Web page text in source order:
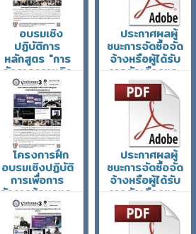
อบรมเชิง
ปฏิบัติการ
หลักสูตร "การ
จัดการความคิด
เชิงลบสร้าง
พลังบวกในการ
ทํางานร่วมกับคน
อื่น" (19
มิถุนายน
2569)
วันพฤหัสบดี, 06
สิงหาคม 2569
โครงการฝึก
อบรมเชิงปฏิบัติ
การเพื่อการ
จัดการข้อมูลและ
การสร้างสื่อนํา
เสนออัจฉริยะ
ด้วย AI (19
ประกาศผลผู้
ชนะการจัดซื้อจัด
จ้างหรือผู้ได้รับ
การคัดเลือกและ
สาระสำคัญของ
สัญญาหรือ ข้อ
ตกลงเป็น
หนังสือ ประจำ
ไตรมาสที่
3/2569 (เดือน
เมษายน ถึง
มิถุนายน พ.ศ.
2569)
วันอังคาร, 21
กรกฎาคม 2569
ประกาศผลผู้
ชนะการจัดซื้อจัด
จ้างหรือผู้ได้รับ
การคัดเลือกและ
สาระสำคัญของ
สัญญาหรือ ข้อ
ตกลงเป็น